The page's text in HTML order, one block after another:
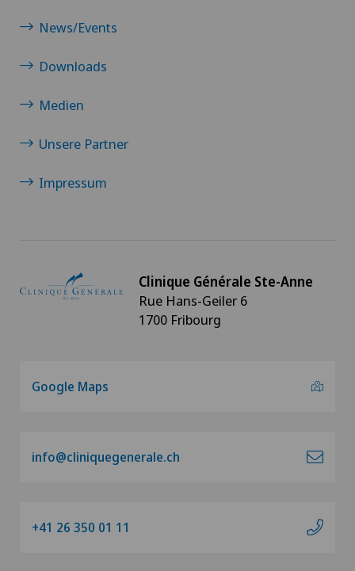
News/Events
Downloads
Medien
Unsere Partner
Impressum
Clinique Générale Ste-Anne
Rue Hans-Geiler 6
1700 Fribourg
Google Maps
info@cliniquegenerale.ch
+41 26 350 01 11